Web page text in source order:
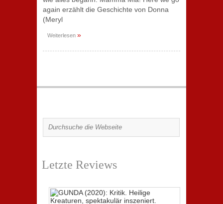
again erzählt die Geschichte von Donna
(Meryl
Weiterlesen »
Letzte Reviews